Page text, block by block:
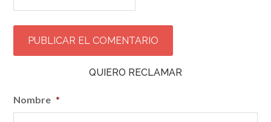
QUIERO RECLAMAR
Nombre *